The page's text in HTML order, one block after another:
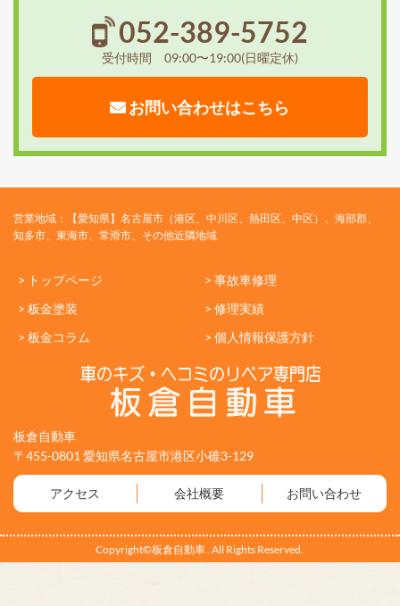
052-389-5752
受付時間 09:00〜19:00(日曜定休)
お問い合わせはこちら
営業地域：【愛知県】名古屋市（港区、中川区、熱田区、中区）、海部郡、
知多市、東海市、常滑市、その他近隣地域
> トップページ
> 事故車修理
> 板金塗装
> 修理実績
> 板金コラム
> 個人情報保護方針
板倉自動車
〒455-0801 愛知県名古屋市港区小碓3-129
アクセス 会社概要 お問い合わせ
Copyright©板倉自動車 . All Rights Reserved.